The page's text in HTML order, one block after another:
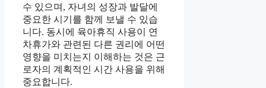
수 있으며, 자녀의 성장과 발달에
중요한 시기를 함께 보낼 수 있습
니다. 동시에 육아휴직 사용이 연
차휴가와 관련된 다른 권리에 어떤
영향을 미치는지 이해하는 것은 근
로자의 계획적인 시간 사용을 위해
중요합니다.